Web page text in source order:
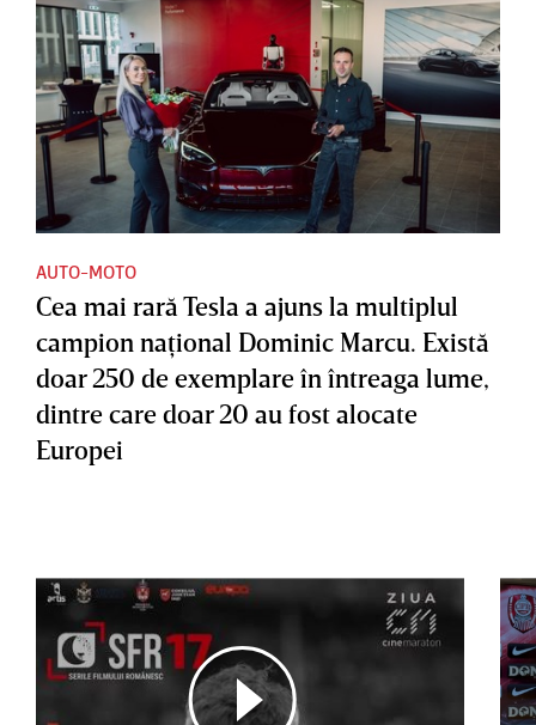
AUTO-MOTO
Cea mai rară Tesla a ajuns la multiplul
campion naţional Dominic Marcu. Există
doar 250 de exemplare în întreaga lume,
dintre care doar 20 au fost alocate
Europei